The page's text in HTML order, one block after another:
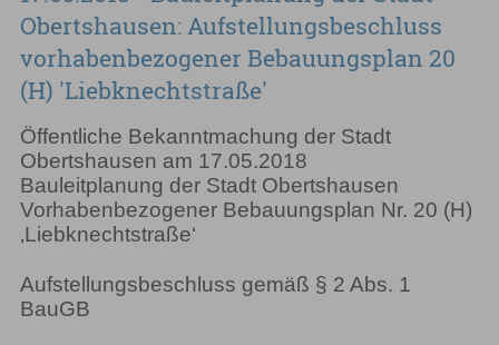
Obertshausen: Aufstellungsbeschluss
vorhabenbezogener Bebauungsplan 20
(H) 'Liebknechtstraße'
Öffentliche Bekanntmachung der Stadt
Obertshausen am 17.05.2018
Bauleitplanung der Stadt Obertshausen
Vorhabenbezogener Bebauungsplan Nr. 20 (H)
‚Liebknechtstraße‘
Aufstellungsbeschluss gemäß § 2 Abs. 1
BauGB